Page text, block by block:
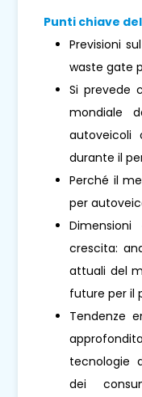
Punti chiave
Previsioni
waste gate
Si prevede
mondiale
autoveicoli
durante il
Perché il
per
crescita:
attuali del
future per il
Tendenze
tecnologie
dei